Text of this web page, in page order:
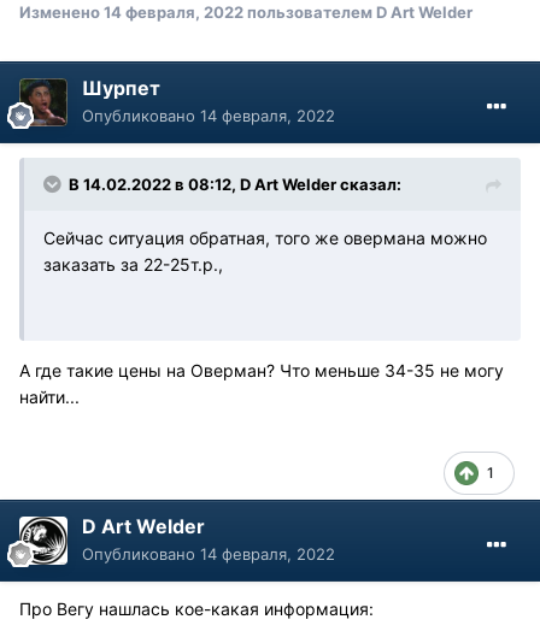
Изменено14 февраля, 2022пользователем D Art Welder
Шурпет
Опубликовано 14 февраля, 2022
В 14.02.2022 в 08:12, D Art Welder сказал:
Сейчас ситуация обратная, того же овермана можно
заказать за 22-25т.р.,
А где такие цены на Оверман? Что меньше 34-35 не могу
найти...
1
D Art Welder
Опубликовано 14 февраля, 2022
Про Вегу нашлась кое-какая информация: